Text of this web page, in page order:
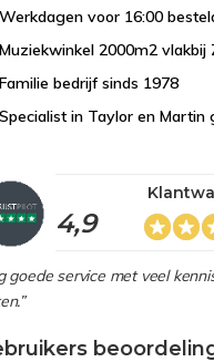
Werkdagen voor 16:00
Muziekwinkel 2000m2 vlakbij
Familie bedrijf sinds 1978
Specialist in Taylor en Martin
4,9
goede service met veel